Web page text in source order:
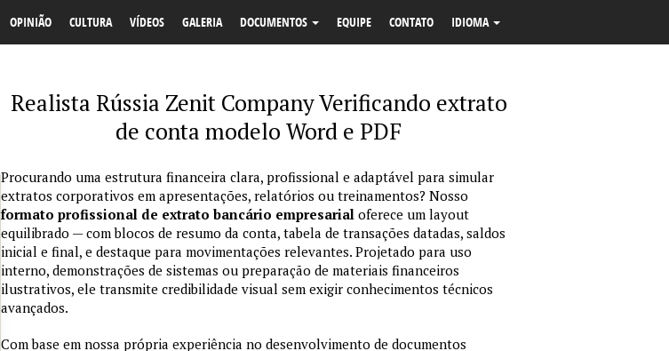
OPINIÃO CULTURA VÍDEOS GALERIA DOCUMENTOS EQUIPE CONTATO IDIOMA
Realista Rússia Zenit Company Verificando extrato
de conta modelo Word e PDF
Procurando uma estrutura financeira clara, profissional e adaptável para simular
extratos corporativos em apresentações, relatórios ou treinamentos? Nosso
formato profissional de extrato bancário empresarial oferece um layout
equilibrado — com blocos de resumo da conta, tabela de transações datadas, saldos
inicial e final, e destaque para movimentações relevantes. Projetado para uso
interno, demonstrações de sistemas ou preparação de materiais financeiros
ilustrativos, ele transmite credibilidade visual sem exigir conhecimentos técnicos
avançados.
Com base em nossa própria experiência no desenvolvimento de documentos